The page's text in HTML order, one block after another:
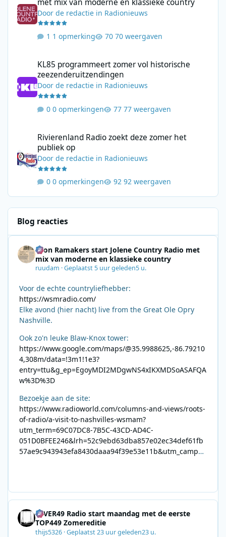
Doorde redactie in Radionieuws
1 opmerking 70 weergaven
KL85 programmeert zomer vol historische
zeezenderuitzendingen
Doorde redactie in Radionieuws
0 opmerkingen 77 weergaven
Rivierenland Radio zoekt deze zomer het
publiek op
Doorde redactie in Radionieuws
0 opmerkingen 92 weergaven
Blog reacties
Leon Ramakers start Jolene Country Radio met
mix van moderne en klassieke country
ruudam ·Geplaatst 5 uur geleden5 u.
Voor de echte countryliefhebber:
https://wsmradio.com/
Elke avond (hier nacht) live from the Great Ole Opry
Nashville.
Ook zo'n leuke Blaw-Knox tower:
https://www.google.com/maps/@35.9988625,-86.79210
4,308m/data=!3m1!1e3?
entry=ttu&g_ep=EgoyMDI2MDgwNS4xIKXMDSoASAFQA
w%3D%3D
Bezoekje aan de site:
https://www.radioworld.com/columns-and-views/roots-
of-radio/a-visit-to-nashvilles-wsmam?
utm_term=69C07DC8-7B5C-43CD-AD4C-
051D0BFEE246&lrh=52c9ebd63dba857e02ec34def61fb
57ae9c943943efa8430daaa94f39e53e11b&utm_campai
8F09201A140D&utm_source=SmartBrief
4EVER49 Radio start maandag met de eerste
TOP449 Zomereditie
thijs5326 ·Geplaatst23 uur geleden23 u.